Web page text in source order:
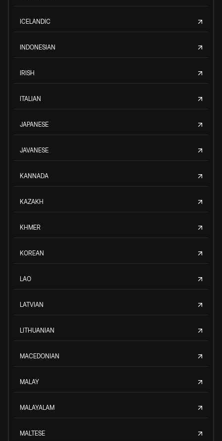
ICELANDIC
INDONESIAN
IRISH
ITALIAN
JAPANESE
JAVANESE
KANNADA
KAZAKH
KHMER
KOREAN
LAO
LATVIAN
LITHUANIAN
MACEDONIAN
MALAY
MALAYALAM
MALTESE